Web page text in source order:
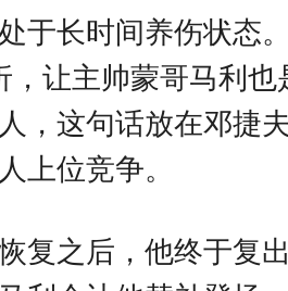
于长时间养伤状态
让主帅蒙哥马利
，这句话放在邓捷
上位竞争。
复之后，他终于复